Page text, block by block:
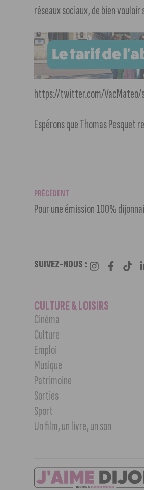
réseaux sociaux, de bien vouloir
https://twitter.com/
Espérons que Thomas Pesquet
PRÉCÉDENT
Pour une émission 100%
SUIVEZ-NOUS :
CULTURE & LOISIRS
Cinéma
Culture
Emploi
Musique
Patrimoine
Sorties
Sport
Un film, un livre, un son